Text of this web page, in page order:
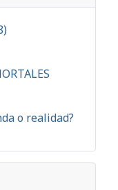
o realidad?